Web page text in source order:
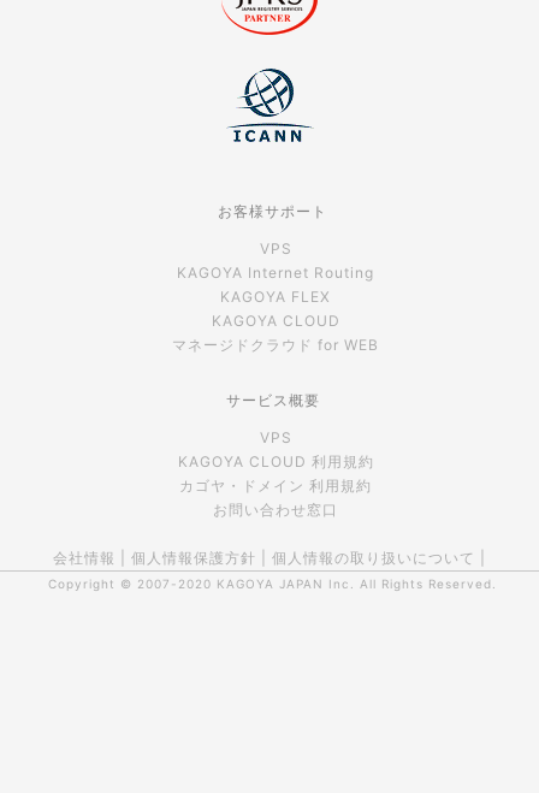
お客様サポート
VPS
KAGOYA Internet Routing
KAGOYA FLEX
KAGOYA CLOUD
マネージドクラウド for WEB
サービス概要
VPS
KAGOYA CLOUD 利用規約
カゴヤ・ドメイン 利用規約
お問い合わせ窓口
会社情報 個人情報保護方針 個人情報の取り扱いについて
Copyright © 2007-2020 KAGOYA JAPAN Inc. All Rights Reserved.